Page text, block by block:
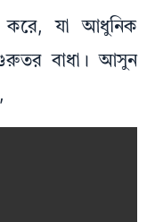
করে, যা আধুনিক
বাধা। আসুন